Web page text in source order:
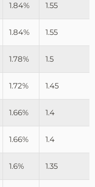
1.84% 1.55
1.84% 1.55
1.78% 1.5
1.72% 1.45
1.66% 1.4
1.66% 1.4
1.6% 1.35